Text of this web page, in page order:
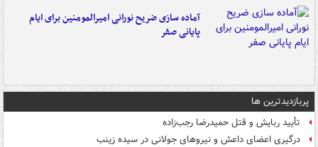
آماده سازی ضریح نورانی امیرالمومنین برای ایام
پایانی صفر
پربازدیدترین ها
تأیید ربایش و قتل حمیدرضا رجب‌زاده
درگیری اعضای داعش و نیروهای جولانی در سیده زینب